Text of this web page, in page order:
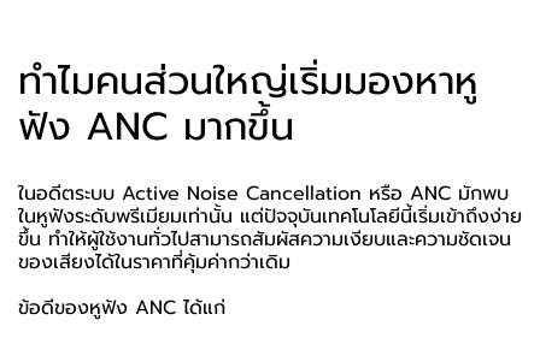
ทำไมคนส่วนใหญ่เริ่มมองหาหู
ฟัง ANC มากขึ้น
ในอดีตระบบ Active Noise Cancellation หรือ ANC มักพบ
ในหูฟังระดับพรีเมียมเท่านั้น แต่ปัจจุบันเทคโนโลยีนี้เริ่มเข้าถึงง่าย
ขึ้น ทำให้ผู้ใช้งานทั่วไปสามารถสัมผัสความเงียบและความชัดเจน
ของเสียงได้ในราคาที่คุ้มค่ากว่าเดิม
ข้อดีของหูฟัง ANC ได้แก่